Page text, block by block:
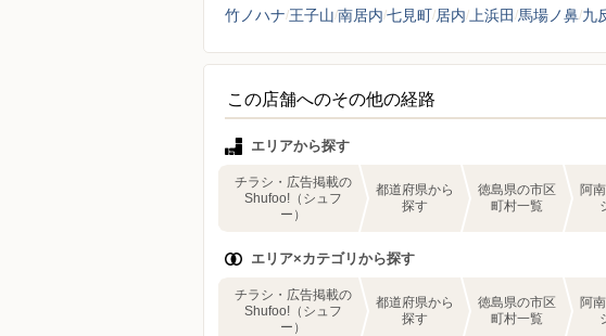
竹ノハナ 王子山 南居内 七見町 居内 上浜田 馬場ノ鼻 九
この店舗へのその他の経路
エリアから探す
チラシ・広告掲載の
Shufoo!（シュフ
ー）
都道府県から
探す
徳島県の市区
町村一覧
阿
エリア×カテゴリから探す
チラシ・広告掲載の
Shufoo!（シュフ
ー）
都道府県から
探す
徳島県の市区
町村一覧
阿